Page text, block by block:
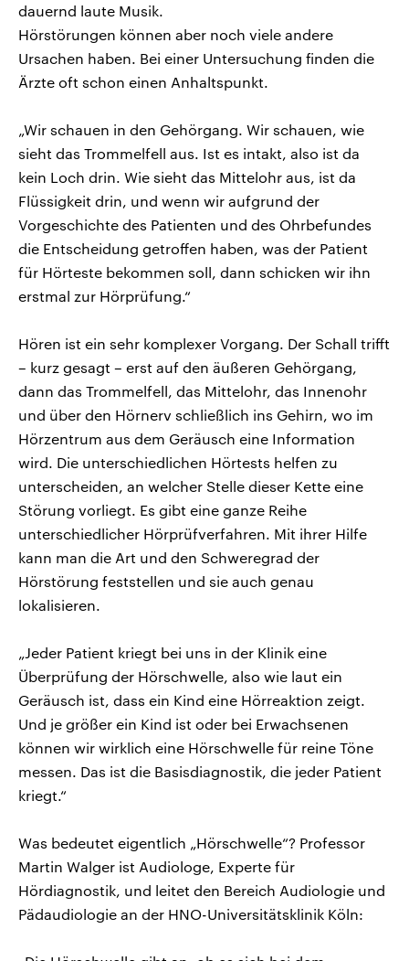
dauernd laute Musik.
Hörstörungen können aber noch viele andere
Ursachen haben. Bei einer Untersuchung finden die
Ärzte oft schon einen Anhaltspunkt.
„Wir schauen in den Gehörgang. Wir schauen, wie
sieht das Trommelfell aus. Ist es intakt, also ist da
kein Loch drin. Wie sieht das Mittelohr aus, ist da
Flüssigkeit drin, und wenn wir aufgrund der
Vorgeschichte des Patienten und des Ohrbefundes
die Entscheidung getroffen haben, was der Patient
für Hörteste bekommen soll, dann schicken wir ihn
erstmal zur Hörprüfung.“
Hören ist ein sehr komplexer Vorgang. Der Schall trifft
– kurz gesagt – erst auf den äußeren Gehörgang,
dann das Trommelfell, das Mittelohr, das Innenohr
und über den Hörnerv schließlich ins Gehirn, wo im
Hörzentrum aus dem Geräusch eine Information
wird. Die unterschiedlichen Hörtests helfen zu
unterscheiden, an welcher Stelle dieser Kette eine
Störung vorliegt. Es gibt eine ganze Reihe
unterschiedlicher Hörprüfverfahren. Mit ihrer Hilfe
kann man die Art und den Schweregrad der
Hörstörung feststellen und sie auch genau
lokalisieren.
„Jeder Patient kriegt bei uns in der Klinik eine
Überprüfung der Hörschwelle, also wie laut ein
Geräusch ist, dass ein Kind eine Hörreaktion zeigt.
Und je größer ein Kind ist oder bei Erwachsenen
können wir wirklich eine Hörschwelle für reine Töne
messen. Das ist die Basisdiagnostik, die jeder Patient
kriegt.“
Was bedeutet eigentlich „Hörschwelle“? Professor
Martin Walger ist Audiologe, Experte für
Hördiagnostik, und leitet den Bereich Audiologie und
Pädaudiologie an der HNO-Universitätsklinik Köln: